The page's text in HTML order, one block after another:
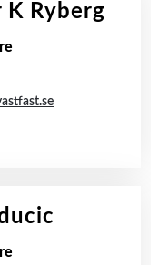
K Ryberg